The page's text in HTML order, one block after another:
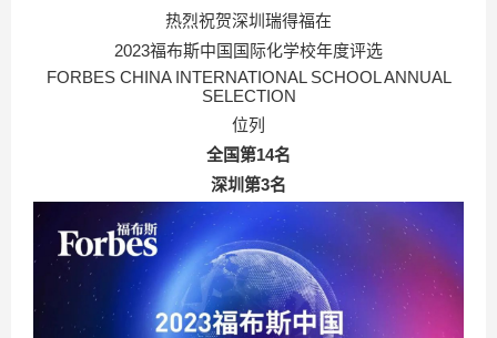
热烈祝贺深圳瑞得福在
2023福布斯中国国际化学校年度评选
FORBES CHINA INTERNATIONAL SCHOOL ANNUAL
SELECTION
位列
全国第14名
深圳第3名